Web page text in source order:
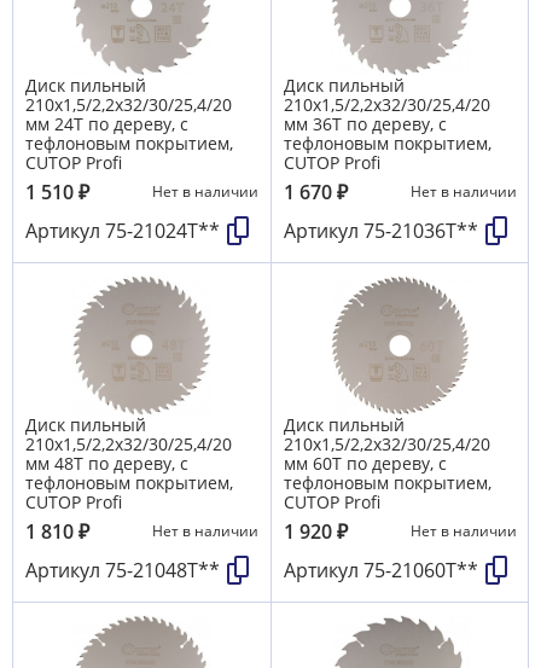
Диск пильный
210х1,5/2,2х32/30/25,4/20
мм 24Т по дереву, с
тефлоновым покрытием,
CUTOP Profi
1 510₽ Нет в наличии
Артикул 75-21024Т**
Диск пильный
210х1,5/2,2х32/30/25,4/20
мм 36Т по дереву, с
тефлоновым покрытием,
CUTOP Profi
1 670₽ Нет в наличии
Артикул 75-21036Т**
Диск пильный
210х1,5/2,2х32/30/25,4/20
мм 48Т по дереву, с
тефлоновым покрытием,
CUTOP Profi
1 810₽ Нет в наличии
Артикул 75-21048Т**
Диск пильный
210х1,5/2,2х32/30/25,4/20
мм 60Т по дереву, с
тефлоновым покрытием,
CUTOP Profi
1 920₽ Нет в наличии
Артикул 75-21060Т**